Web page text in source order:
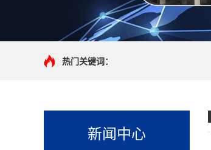
热门关键词：
新闻中心